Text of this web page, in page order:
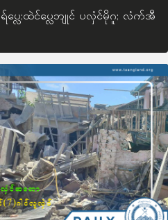
ပ္လေ;ထဲင်ပ္လေဘျုင် ပလှံင်မိုဂူ; လံက်အီ